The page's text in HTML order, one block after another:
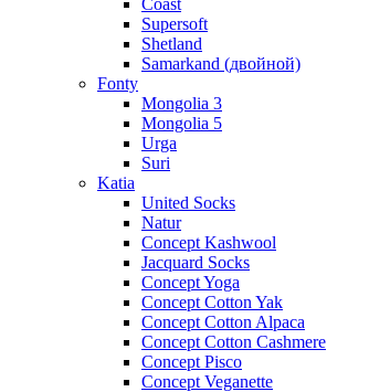
Supersoft
Shetland
Samarkand (двойной)
Fonty
Mongolia 3
Mongolia 5
Urga
Suri
Katia
United Socks
Natur
Concept Kashwool
Jacquard Socks
Concept Yoga
Concept Cotton Yak
Concept Cotton Alpaca
Concept Cotton Cashmere
Concept Pisco
Concept Veganette